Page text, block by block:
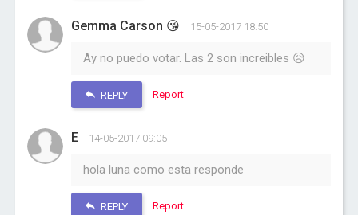
Gemma Carson 😘 15-05-2017 18:50
Ay no puedo votar. Las 2 son increibles 😥
REPLY Report
E 14-05-2017 09:05
hola luna como esta responde
REPLY Report